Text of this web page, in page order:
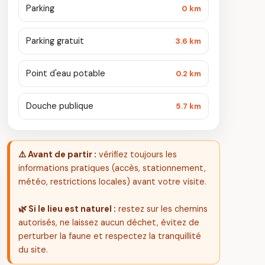
Parking 0 km
Parking gratuit 3.6 km
Point d'eau potable 0.2 km
Douche publique 5.7 km
⚠️ Avant de partir : vérifiez toujours les
informations pratiques (accès, stationnement,
météo, restrictions locales) avant votre visite.
🌿 Si le lieu est naturel : restez sur les chemins
autorisés, ne laissez aucun déchet, évitez de
perturber la faune et respectez la tranquillité
du site.